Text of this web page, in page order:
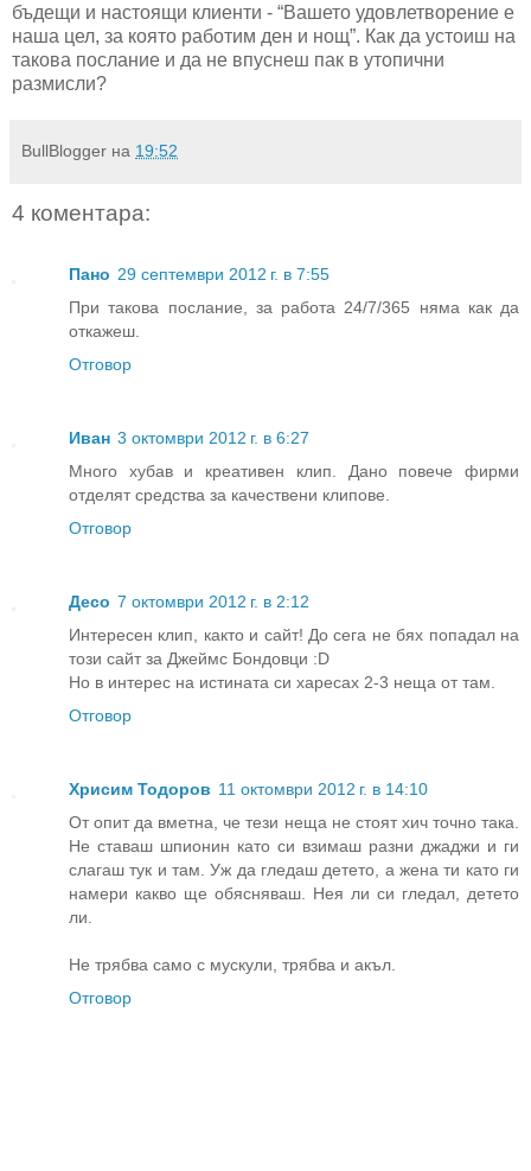
бъдещи и настоящи клиенти - “Вашето удовлетворение е
наша цел, за която работим ден и нощ”. Как да устоиш на
такова послание и да не впуснеш пак в утопични
размисли?
BullBlogger на 19:52
4 коментара:
Пано 29 септември 2012 г. в 7:55
При такова послание, за работа 24/7/365 няма как да
откажеш.
Отговор
Иван 3 октомври 2012 г. в 6:27
Много хубав и креативен клип. Дано повече фирми
отделят средства за качествени клипове.
Отговор
Десо 7 октомври 2012 г. в 2:12
Интересен клип, както и сайт! До сега не бях попадал на
този сайт за Джеймс Бондовци :D
Но в интерес на истината си харесах 2-3 неща от там.
Отговор
Хрисим Тодоров 11 октомври 2012 г. в 14:10
От опит да вметна, че тези неща не стоят хич точно така.
Не ставаш шпионин като си взимаш разни джаджи и ги
слагаш тук и там. Уж да гледаш детето, а жена ти като ги
намери какво ще обясняваш. Нея ли си гледал, детето
ли.
Не трябва само с мускули, трябва и акъл.
Отговор